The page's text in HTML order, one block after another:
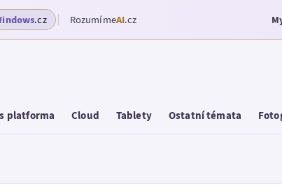
.cz RozumímeAI.cz
platforma Cloud Tablety Ostatní témata